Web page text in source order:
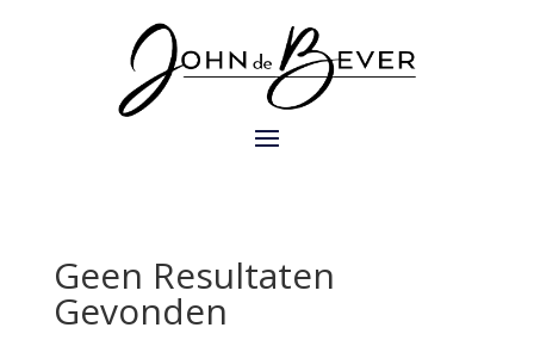
Geen Resultaten
Gevonden